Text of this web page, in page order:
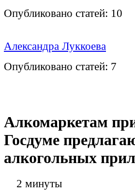
Опубликовано статей: 10
Александра Луккоева
Опубликовано статей: 7
Алкомаркетам
Госдуме
алкогольных
2 минуты